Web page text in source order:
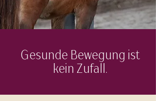
Gesunde Bewegung ist
kein Zufall.